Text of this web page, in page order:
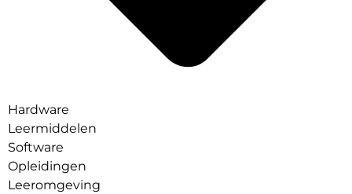
Hardware
Leermiddelen
Software
Opleidingen
Leeromgeving